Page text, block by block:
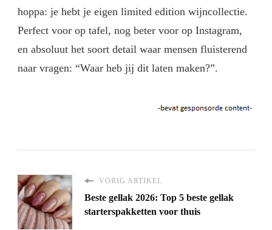
hoppa: je hebt je eigen limited edition wijncollectie.
Perfect voor op tafel, nog beter voor op Instagram,
en absoluut het soort detail waar mensen fluisterend
naar vragen: “Waar heb jij dit laten maken?”.
VORIG ARTIKEL
Beste gellak 2026: Top 5 beste gellak
starterspakketten voor thuis